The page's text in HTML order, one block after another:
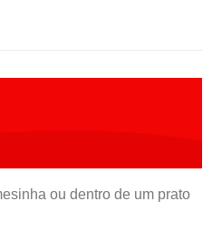
ou dentro de um prato